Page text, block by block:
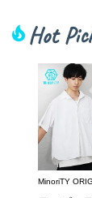
local_fire_department Hot
MinoriTY